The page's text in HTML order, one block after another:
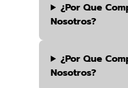
¿por Que
Nosotros?
¿por Que
Nosotros?